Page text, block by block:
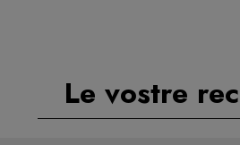
Le vostre